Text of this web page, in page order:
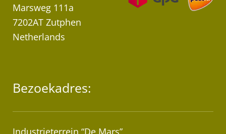
Marsweg 111a
7202AT Zutphen
Netherlands
Bezoekadres: